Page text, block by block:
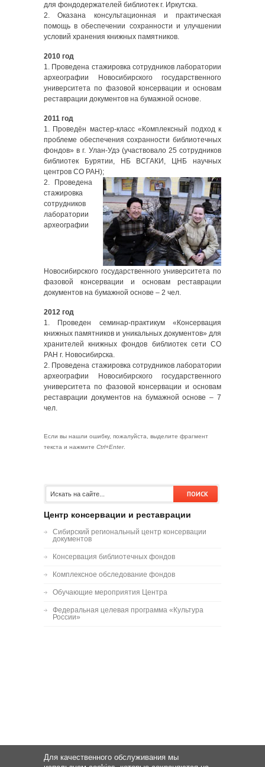
для фондодержателей библиотек г. Иркутска.
2. Оказана консультационная и практическая
помощь в обеспечении сохранности и улучшении
условий хранения книжных памятников.
2010 год
1. Проведена стажировка сотрудников лаборатории
археографии Новосибирского государственного
университета по фазовой консервации и основам
реставрации документов на бумажной основе.
2011 год
1. Проведён мастер-класс «Комплексный подход к
проблеме обеспечения сохранности библиотечных
фондов» в г. Улан-Удэ (участвовало 25 сотрудников
библиотек Бурятии, НБ ВСГАКИ, ЦНБ научных
центров СО РАН);
2. Проведена
стажировка
сотрудников
лаборатории
археографии
Новосибирского государственного университета по
фазовой консервации и основам реставрации
документов на бумажной основе – 2 чел.
2012 год
1. Проведен семинар-практикум «Консервация
книжных памятников и уникальных документов» для
хранителей книжных фондов библиотек сети СО
РАН г. Новосибирска.
2. Проведена стажировка сотрудников лаборатории
археографии Новосибирского государственного
университета по фазовой консервации и основам
реставрации документов на бумажной основе – 7
чел.
Если вы нашли ошибку, пожалуйста, выделите фрагмент
текста и нажмите Ctrl+Enter.
Центр консервации и реставрации
Сибирский региональный центр консервации
документов
Консервация библиотечных фондов
Комплексное обследование фондов
Обучающие мероприятия Центра
Федеральная целевая программа «Культура
России»
Для качественного обслуживания мы